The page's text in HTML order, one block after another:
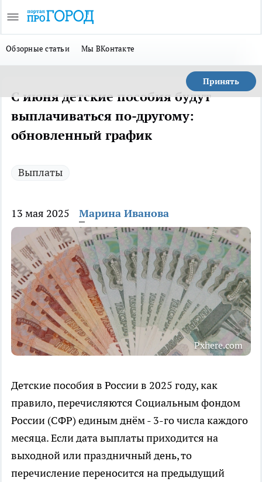
Обзорные статьи Мы ВКонтакте
Принять
С июня детские пособия будут
выплачиваться по-другому:
обновленный график
Выплаты
13 мая 2025 Марина Иванова
Pxhere.com
Детские пособия в России в 2025 году, как
правило, перечисляются Социальным фондом
России (СФР) единым днём - 3-го числа каждого
месяца. Если дата выплаты приходится на
выходной или праздничный день, то
перечисление переносится на предыдущий